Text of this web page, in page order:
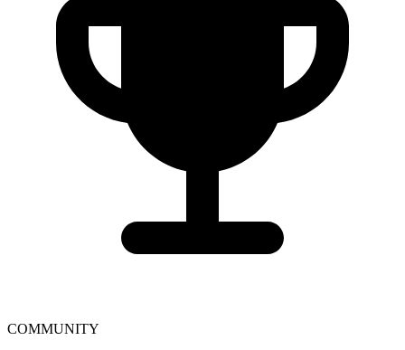
COMMUNITY